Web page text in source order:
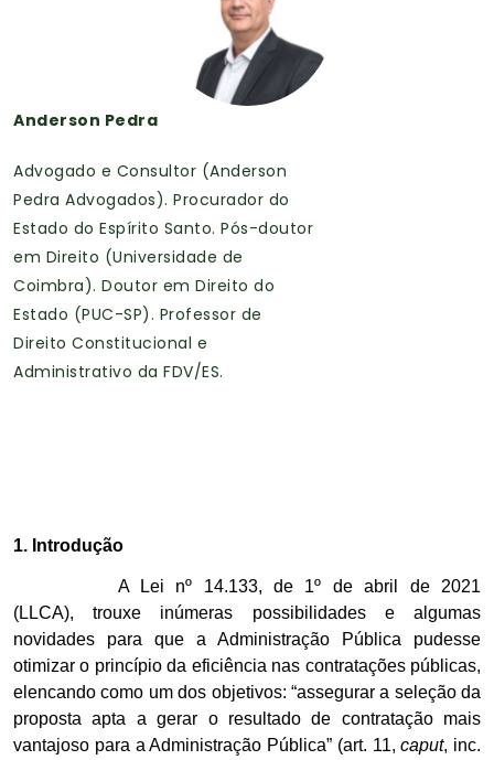
Anderson Pedra
Advogado e Consultor (Anderson
Pedra Advogados). Procurador do
Estado do Espírito Santo. Pós-doutor
em Direito (Universidade de
Coimbra). Doutor em Direito do
Estado (PUC-SP). Professor de
Direito Constitucional e
Administrativo da FDV/ES.